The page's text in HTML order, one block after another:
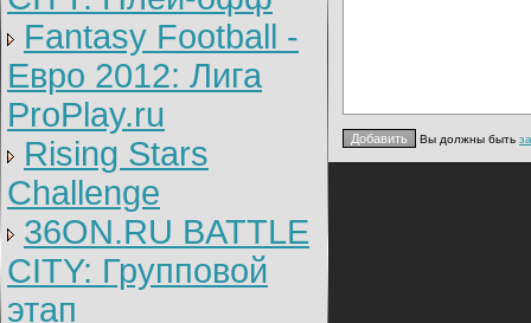
Fantasy Football -
Евро 2012: Лига
ProPlay.ru
Rising Stars
Challenge
36ON.RU BATTLE
CITY: Групповой
этап
Вы должны быть